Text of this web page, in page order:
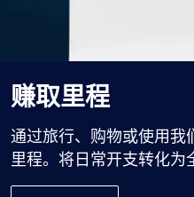
赚取里程
通过旅行、购物或使用我
里程。将日常开支转化为